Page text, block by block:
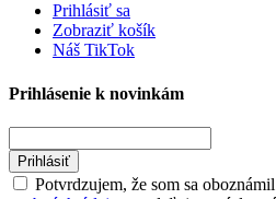
Prihlásiť sa
Zobraziť košík
Náš TikTok
Prihlásenie k novinkám
Prihlásiť
Potvrdzujem, že som sa